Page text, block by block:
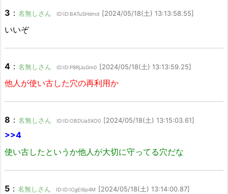
3 ： 名無しさん ID:ID:BATuSHdmd [2024/05/18(土) 13:13:58.55]
いいぞ
4 ： 名無しさん ID:ID:P8RjJuGm0 [2024/05/18(土) 13:13:59.25]
他人が使い古した穴の再利用か
8 ： 名無しさん ID:ID:OBDUa5XO0 [2024/05/18(土) 13:15:03.61]
>>4
使い古したというか他人が大切に守ってる穴だな
5 ： 名無しさん ID:ID:ICgEI6p4M [2024/05/18(土) 13:14:00.87]